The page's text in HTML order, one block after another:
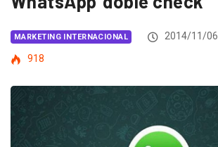
MARKETING INTERNACIONAL 2014/11/06
918